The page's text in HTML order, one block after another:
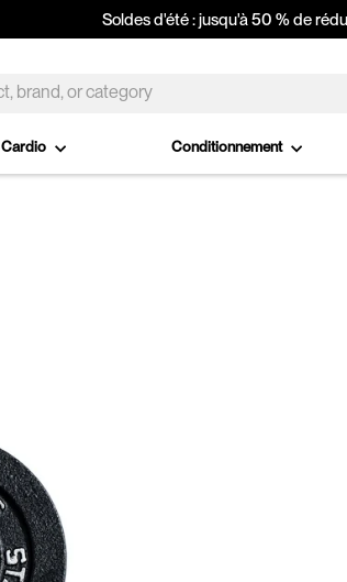
Soldes d'été : jusqu'à 50 % de
Cardio Conditionnement